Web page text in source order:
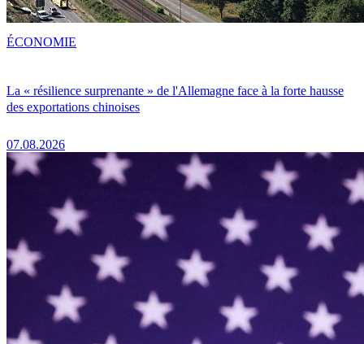
La « résilience surprenante » de l'Allemagne face à la forte hausse
des exportations chinoises
07.08.2026
ÉCONOMIE